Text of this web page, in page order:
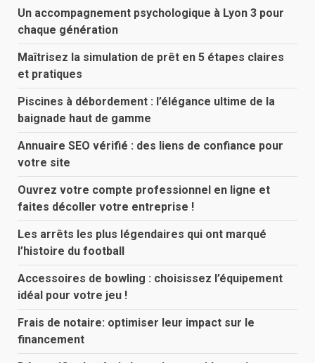
Un accompagnement psychologique à Lyon 3 pour
chaque génération
Maîtrisez la simulation de prêt en 5 étapes claires
et pratiques
Piscines à débordement : l’élégance ultime de la
baignade haut de gamme
Annuaire SEO vérifié : des liens de confiance pour
votre site
Ouvrez votre compte professionnel en ligne et
faites décoller votre entreprise !
Les arrêts les plus légendaires qui ont marqué
l’histoire du football
Accessoires de bowling : choisissez l’équipement
idéal pour votre jeu !
Frais de notaire: optimiser leur impact sur le
financement